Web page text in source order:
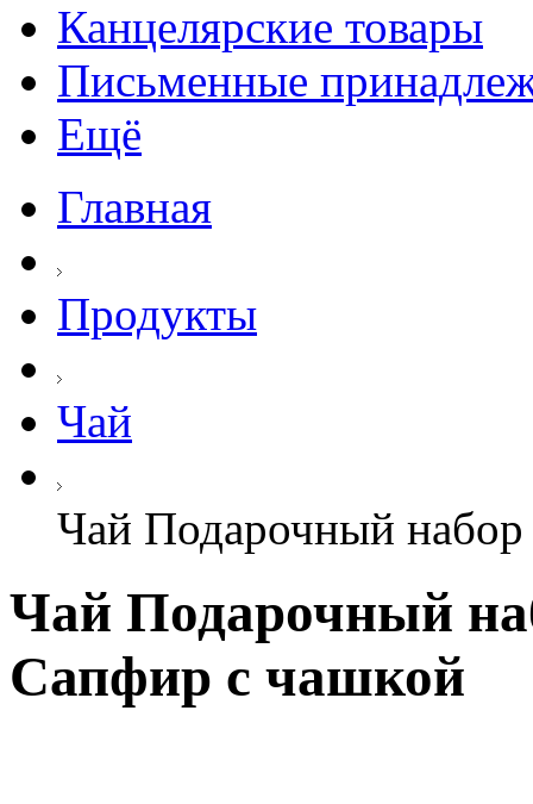
Канцелярские товары
Письменные
Ещё
Главная
Продукты
Чай
Чай Подарочный
Чай Подарочный
Сапфир с чашкой